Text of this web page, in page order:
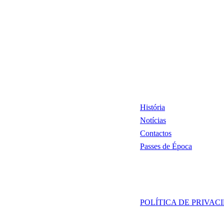
História
Notícias
Contactos
Passes de Época
POLÍTICA DE